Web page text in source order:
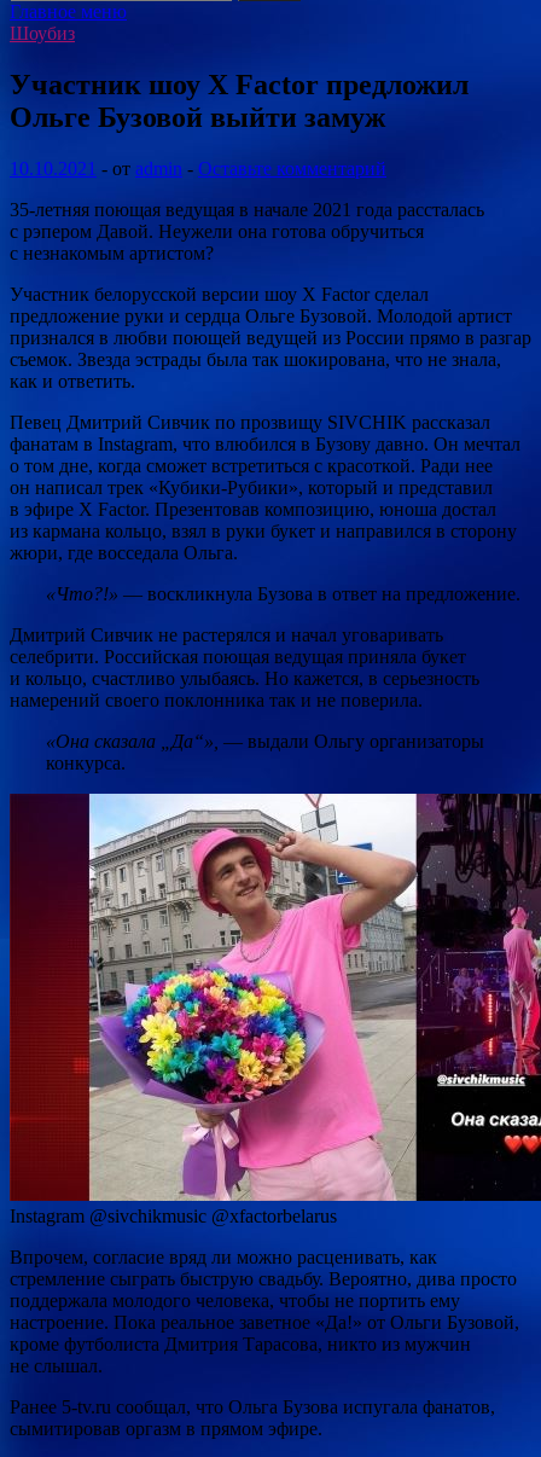
Главное меню
Шоубиз
Участник шоу X Factor предложил
Ольге Бузовой выйти замуж
10.10.2021 - от admin - Оставьте комментарий
35-летняя поющая ведущая в начале 2021 года рассталась
с рэпером Давой. Неужели она готова обручиться
с незнакомым артистом?
Участник белорусской версии шоу X Factor сделал
предложение руки и сердца Ольге Бузовой. Молодой артист
признался в любви поющей ведущей из России прямо в разгар
съемок. Звезда эстрады была так шокирована, что не знала,
как и ответить.
Певец Дмитрий Сивчик по прозвищу SIVCHIK рассказал
фанатам в Instagram, что влюбился в Бузову давно. Он мечтал
о том дне, когда сможет встретиться с красоткой. Ради нее
он написал трек «Кубики-Рубики», который и представил
в эфире X Factor. Презентовав композицию, юноша достал
из кармана кольцо, взял в руки букет и направился в сторону
жюри, где восседала Ольга.
«Что?!» — воскликнула Бузова в ответ на предложение.
Дмитрий Сивчик не растерялся и начал уговаривать
селебрити. Российская поющая ведущая приняла букет
и кольцо, счастливо улыбаясь. Но кажется, в серьезность
намерений своего поклонника так и не поверила.
«Она сказала „Да“», — выдали Ольгу организаторы
конкурса.
Instagram @sivchikmusic @xfactorbelarus
Впрочем, согласие вряд ли можно расценивать, как
стремление сыграть быструю свадьбу. Вероятно, дива просто
поддержала молодого человека, чтобы не портить ему
настроение. Пока реальное заветное «Да!» от Ольги Бузовой,
кроме футболиста Дмитрия Тарасова, никто из мужчин
не слышал.
Ранее 5-tv.ru сообщал, что Ольга Бузова испугала фанатов,
сымитировав оргазм в прямом эфире.